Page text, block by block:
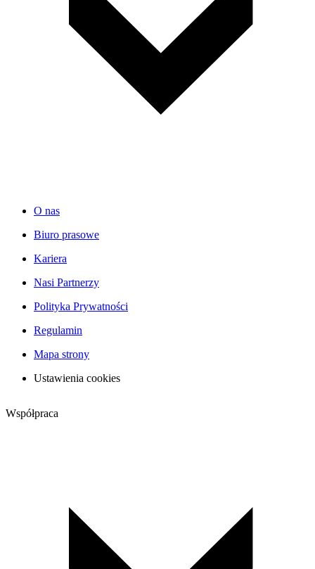
O nas
Biuro prasowe
Kariera
Nasi Partnerzy
Polityka Prywatności
Regulamin
Mapa strony
Ustawienia cookies
Współpraca